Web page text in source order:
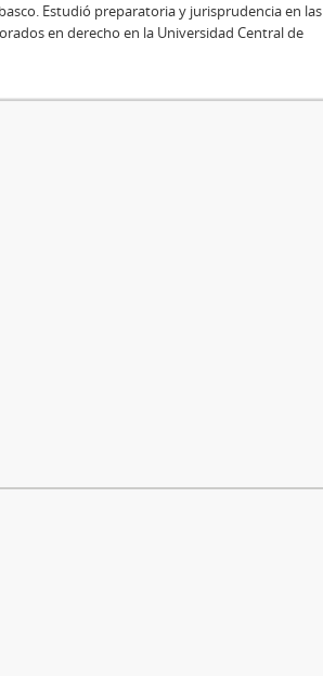
Estudió preparatoria y jurisprudencia en las
en derecho en la Universidad Central de